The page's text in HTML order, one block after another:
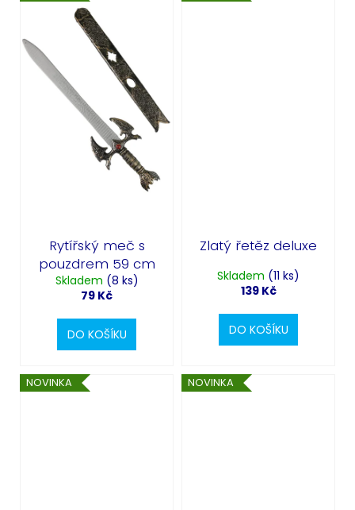
Rytířský meč s
pouzdrem 59 cm
Skladem (8 ks)
79 Kč
DO KOŠÍKU
Zlatý řetěz deluxe
Skladem (11 ks)
139 Kč
DO KOŠÍKU
NOVINKA NOVINKA